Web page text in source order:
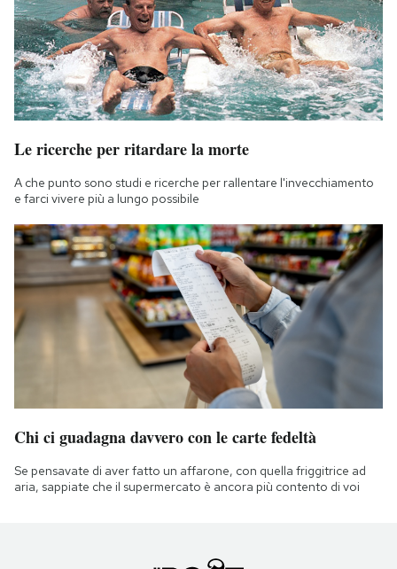
Le ricerche per ritardare la morte
A che punto sono studi e ricerche per rallentare l'invecchiamento
e farci vivere più a lungo possibile
Chi ci guadagna davvero con le carte fedeltà
Se pensavate di aver fatto un affarone, con quella friggitrice ad
aria, sappiate che il supermercato è ancora più contento di voi